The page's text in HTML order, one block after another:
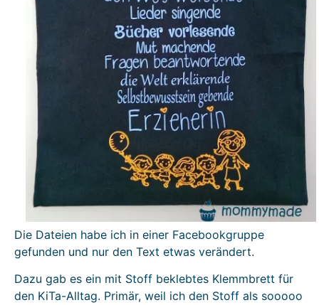
Die Dateien habe ich in einer Facebookgruppe
gefunden und nur den Text etwas verändert.
Dazu gab es ein mit Stoff beklebtes Klemmbrett für
den KiTa-Alltag. Primär, weil ich den Stoff als sooooo